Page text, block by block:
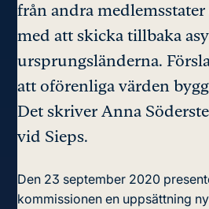
från andra
med att skicka tillbaka
ursprungsländerna.
att oförenliga värden
Det skriver Anna
vid Sieps.
Den 23 september 2020
kommissionen en uppsättning